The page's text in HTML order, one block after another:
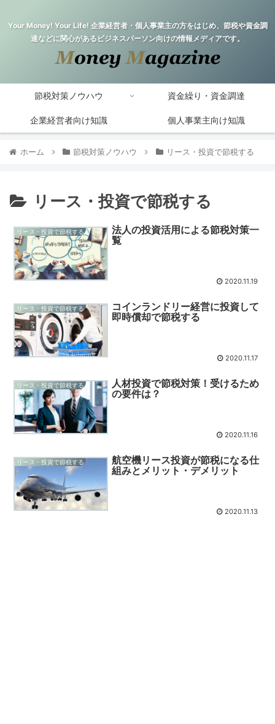
Your Money! Your Life! 企業経営者・個人事業主の方をはじめ、節税や資金調
達などに関心があるビジネスパーソン向けの情報メディアです。
節税対策ノウハウ 資金繰り・資金調達
企業経営者向け知識 個人事業主向け知識
ホーム 節税対策ノウハウ リース・投資で節税する
リース・投資で節税する
リース・投資で節税する
法人の投資活用による節税対策一
覧
2020.11.19
リース・投資で節税する
コインランドリー経営に投資して
即時償却で節税する
2020.11.17
リース・投資で節税する
人材投資で節税対策！受けるため
の要件は？
2020.11.16
リース・投資で節税する
航空機リース投資が節税になる仕
組みとメリット・デメリット
2020.11.13